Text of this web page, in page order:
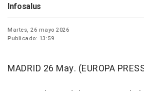
Infosalus
Martes, 26 mayo 2026
Publicado: 13:59
MADRID 26 May. (EUROPA